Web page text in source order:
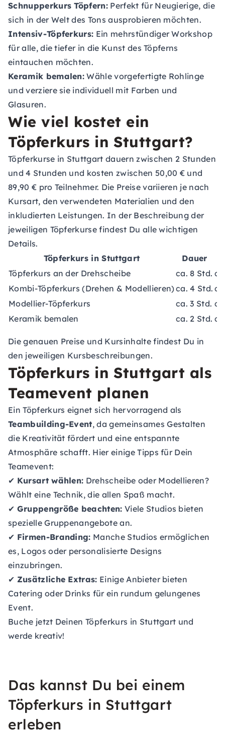
Schnupperkurs Töpfern: Perfekt für Neugierige, die
sich in der Welt des Tons ausprobieren möchten.
Intensiv-Töpferkurs: Ein mehrstündiger Workshop
für alle, die tiefer in die Kunst des Töpferns
eintauchen möchten.
Keramik bemalen: Wähle vorgefertigte Rohlinge
und verziere sie individuell mit Farben und
Glasuren.
Wie viel kostet ein
Töpferkurs in Stuttgart?
Töpferkurse in Stuttgart dauern zwischen 2 Stunden
und 4 Stunden und kosten zwischen 50,00 € und
89,90 € pro Teilnehmer. Die Preise variieren je nach
Kursart, den verwendeten Materialien und den
inkludierten Leistungen. In der Beschreibung der
jeweiligen Töpferkurse findest Du alle wichtigen
Details.
Töpferkurs in Stuttgart
Dauer
Töpferkurs an der Drehscheibe
ca. 8 Std.
Kombi-Töpferkurs (Drehen & Modellieren)ca. 4 Std.
Modellier-Töpferkurs
ca. 3 Std.
Keramik bemalen
ca. 2 Std.
Die genauen Preise und Kursinhalte findest Du in
den jeweiligen Kursbeschreibungen.
Töpferkurs in Stuttgart als
Teamevent planen
Ein Töpferkurs eignet sich hervorragend als
Teambuilding-Event, da gemeinsames Gestalten
die Kreativität fördert und eine entspannte
Atmosphäre schafft. Hier einige Tipps für Dein
Teamevent:
✔ Kursart wählen: Drehscheibe oder Modellieren?
Wählt eine Technik, die allen Spaß macht.
✔ Gruppengröße beachten: Viele Studios bieten
spezielle Gruppenangebote an.
✔ Firmen-Branding: Manche Studios ermöglichen
es, Logos oder personalisierte Designs
einzubringen.
✔ Zusätzliche Extras: Einige Anbieter bieten
Catering oder Drinks für ein rundum gelungenes
Event.
Buche jetzt Deinen Töpferkurs in Stuttgart und
werde kreativ!
Das kannst Du bei einem
Töpferkurs in Stuttgart
erleben